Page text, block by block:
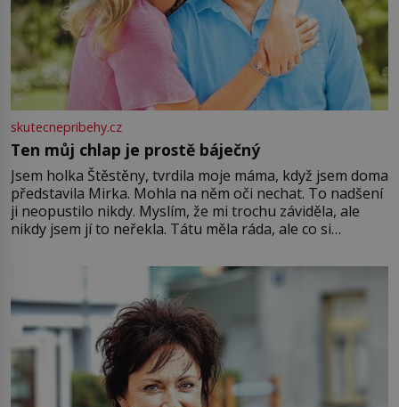
skutecnepribehy.cz
Ten můj chlap je prostě báječný
Jsem holka Štěstěny, tvrdila moje máma, když jsem doma
představila Mirka. Mohla na něm oči nechat. To nadšení
ji neopustilo nikdy. Myslím, že mi trochu záviděla, ale
nikdy jsem jí to neřekla. Tátu měla ráda, ale co si
Jsme spolu moc rádi Tehdy byla jiná doba, když